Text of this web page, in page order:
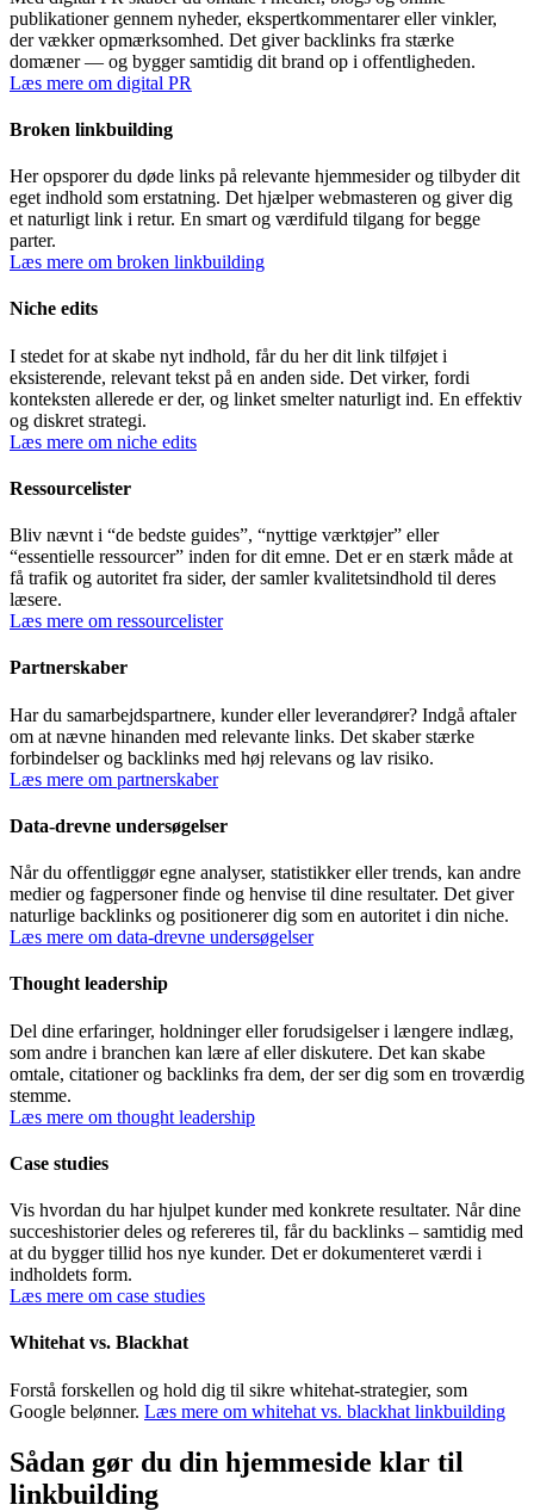
publikationer gennem nyheder, ekspertkommentarer eller vinkler,
der vækker opmærksomhed. Det giver backlinks fra stærke
domæner — og bygger samtidig dit brand op i offentligheden.
Læs mere om digital PR
Broken linkbuilding
Her opsporer du døde links på relevante hjemmesider og tilbyder dit
eget indhold som erstatning. Det hjælper webmasteren og giver dig
et naturligt link i retur. En smart og værdifuld tilgang for begge
parter.
Læs mere om broken linkbuilding
Niche edits
I stedet for at skabe nyt indhold, får du her dit link tilføjet i
eksisterende, relevant tekst på en anden side. Det virker, fordi
konteksten allerede er der, og linket smelter naturligt ind. En effektiv
og diskret strategi.
Læs mere om niche edits
Ressourcelister
Bliv nævnt i “de bedste guides”, “nyttige værktøjer” eller
“essentielle ressourcer” inden for dit emne. Det er en stærk måde at
få trafik og autoritet fra sider, der samler kvalitetsindhold til deres
læsere.
Læs mere om ressourcelister
Partnerskaber
Har du samarbejdspartnere, kunder eller leverandører? Indgå aftaler
om at nævne hinanden med relevante links. Det skaber stærke
forbindelser og backlinks med høj relevans og lav risiko.
Læs mere om partnerskaber
Data-drevne undersøgelser
Når du offentliggør egne analyser, statistikker eller trends, kan andre
medier og fagpersoner finde og henvise til dine resultater. Det giver
naturlige backlinks og positionerer dig som en autoritet i din niche.
Læs mere om data-drevne undersøgelser
Thought leadership
Del dine erfaringer, holdninger eller forudsigelser i længere indlæg,
som andre i branchen kan lære af eller diskutere. Det kan skabe
omtale, citationer og backlinks fra dem, der ser dig som en troværdig
stemme.
Læs mere om thought leadership
Case studies
Vis hvordan du har hjulpet kunder med konkrete resultater. Når dine
succeshistorier deles og refereres til, får du backlinks – samtidig med
at du bygger tillid hos nye kunder. Det er dokumenteret værdi i
indholdets form.
Læs mere om case studies
Whitehat vs. Blackhat
Forstå forskellen og hold dig til sikre whitehat-strategier, som
Google belønner. Læs mere om whitehat vs. blackhat linkbuilding
Sådan gør du din hjemmeside klar til
linkbuilding